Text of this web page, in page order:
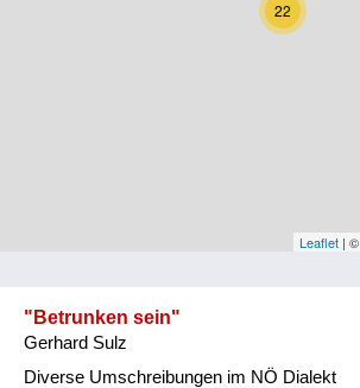
Oberösterreich
Vorarlberg
22
Leaflet | ©
"Betrunken sein"
Gerhard Sulz
Diverse Umschreibungen im NÖ Dialekt